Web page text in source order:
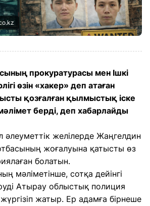
прокуратурасы мен Ішкі
өзін «хакер» деп атаған
қозғалған қылмыстық іске
берді, деп хабарлайды
әлеуметтік желілерде Жаңгелдин
жоғалуына қатысты өз
болатын.
мәліметінше, сотқа дейінгі
Атырау облыстық полиция
жатыр. Ер адамға бірнеше